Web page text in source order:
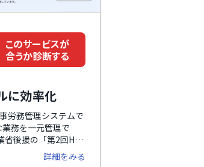
このサービスが
合うか診断する
に効率化
労務管理システムで
務を一元管理で
省後援の「第2回HR
ています。詳細をみる